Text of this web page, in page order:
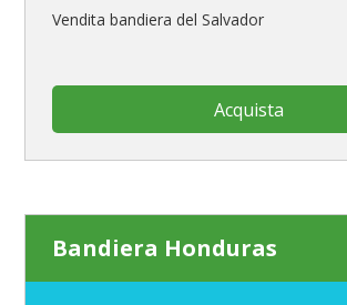
Vendita bandiera del Salvador
Acquista
Bandiera Honduras